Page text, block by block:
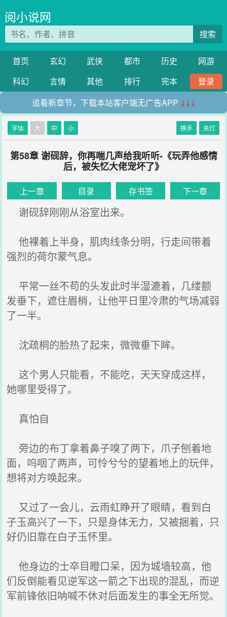
阅小说网
搜索
首页 玄幻 武侠 都市 历史
网游
科幻
言情 其他 排行 完本
登录
追看新章节，下载本站客户端无广告APP ↓↓↓
字体 大 中 小 换手 关灯
第58章 谢砚辞，你再喘几声给我听听-《玩弄他感情
后，被失忆大佬宠坏了》
上一章 目录 存书签 下一章
谢砚辞刚刚从浴室出来。
他裸着上半身，肌肉线条分明，行走间带着
强烈的荷尔蒙气息。
平常一丝不苟的头发此时半湿漉着，几缕额
发垂下，遮住眉梢，让他平日里冷肃的气场减弱
了一半。
沈疏桐的脸热了起来，微微垂下眸。
这个男人只能看，不能吃，天天穿成这样，
她哪里受得了。
真怕自
旁边的布丁拿着鼻子嗅了两下，爪子刨着地
面，呜咽了两声，可怜兮兮的望着地上的玩伴，
想将对方唤起来。
又过了一会儿，云雨虹睁开了眼睛，看到白
子玉高兴了一下，只是身体无力，又被捆着，只
好仍旧靠在白子玉怀里。
他身边的士卒目瞪口呆，因为城墙较高，他
们反倒能看见逆军这一箭之下出现的混乱，而逆
军前锋依旧呐喊不休对后面发生的事全无所觉。